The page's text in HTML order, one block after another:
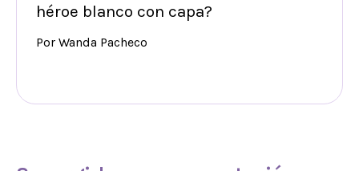
héroe blanco con capa?
Por Wanda Pacheco